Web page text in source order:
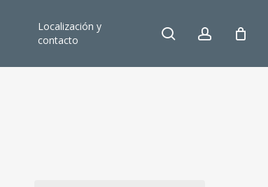
Localización y
contacto
search account